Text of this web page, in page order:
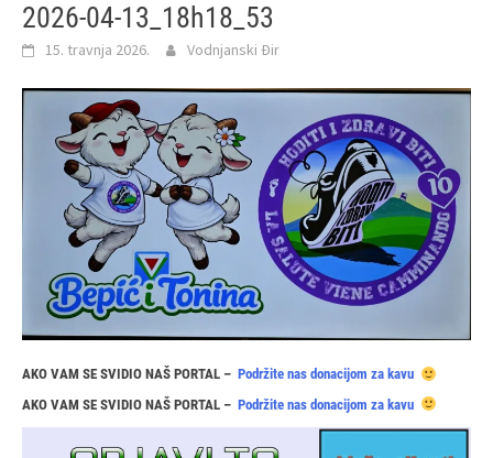
2026-04-13_18h18_53
15. travnja 2026. Vodnjanski Đir
AKO VAM SE SVIDIO NAŠ PORTAL – Podržite nas donacijom za kavu
AKO VAM SE SVIDIO NAŠ PORTAL – Podržite nas donacijom za kavu